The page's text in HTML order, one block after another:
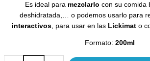
Es ideal para mezclarlo con su comida
deshidratada,… o podemos usarlo para
interactivos, para usar en las Lickimato
Formato: 200ml